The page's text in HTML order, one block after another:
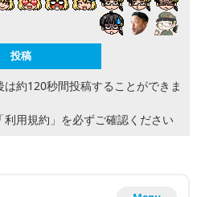
約120秒間投稿することができま
「利用規約」 を必ずご確認ください